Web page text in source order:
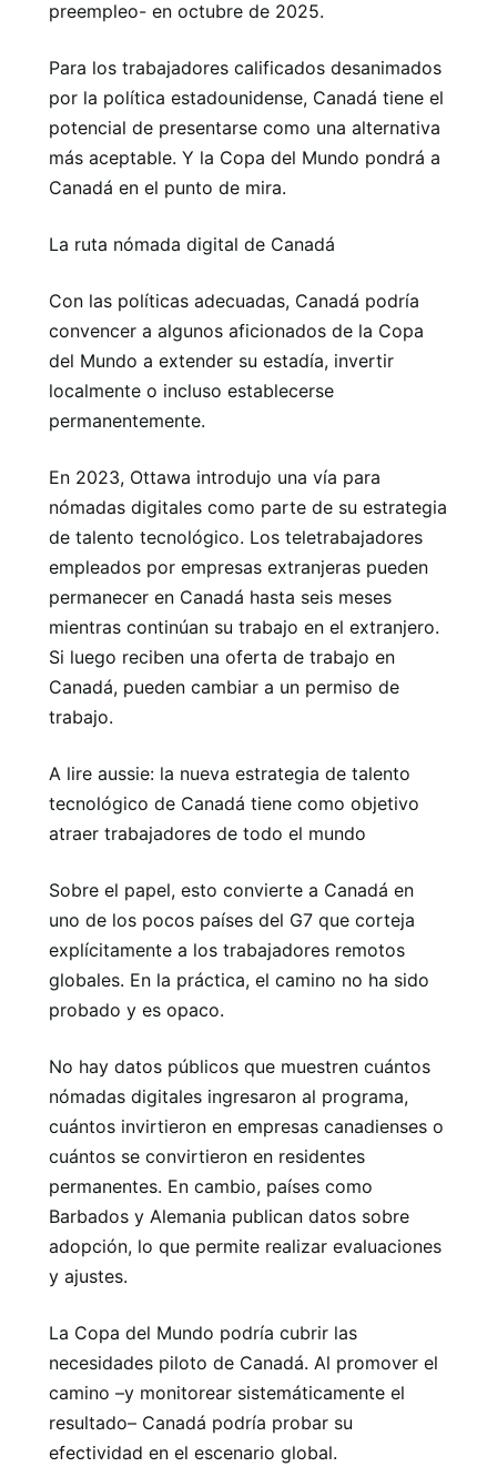
preempleo- en octubre de 2025.
Para los trabajadores calificados desanimados
por la política estadounidense, Canadá tiene el
potencial de presentarse como una alternativa
más aceptable. Y la Copa del Mundo pondrá a
Canadá en el punto de mira.
La ruta nómada digital de Canadá
Con las políticas adecuadas, Canadá podría
convencer a algunos aficionados de la Copa
del Mundo a extender su estadía, invertir
localmente o incluso establecerse
permanentemente.
En 2023, Ottawa introdujo una vía para
nómadas digitales como parte de su estrategia
de talento tecnológico. Los teletrabajadores
empleados por empresas extranjeras pueden
permanecer en Canadá hasta seis meses
mientras continúan su trabajo en el extranjero.
Si luego reciben una oferta de trabajo en
Canadá, pueden cambiar a un permiso de
trabajo.
A lire aussie: la nueva estrategia de talento
tecnológico de Canadá tiene como objetivo
atraer trabajadores de todo el mundo
Sobre el papel, esto convierte a Canadá en
uno de los pocos países del G7 que corteja
explícitamente a los trabajadores remotos
globales. En la práctica, el camino no ha sido
probado y es opaco.
No hay datos públicos que muestren cuántos
nómadas digitales ingresaron al programa,
cuántos invirtieron en empresas canadienses o
cuántos se convirtieron en residentes
permanentes. En cambio, países como
Barbados y Alemania publican datos sobre
adopción, lo que permite realizar evaluaciones
y ajustes.
La Copa del Mundo podría cubrir las
necesidades piloto de Canadá. Al promover el
camino –y monitorear sistemáticamente el
resultado– Canadá podría probar su
efectividad en el escenario global.